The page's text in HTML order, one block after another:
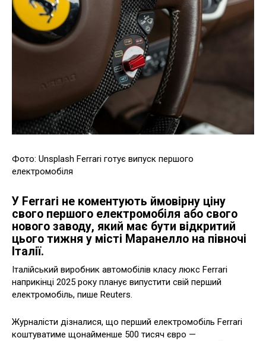
Фото: Unsplash Ferrari готує випуск першого
електромобіля
У Ferrari не коментують ймовірну ціну
свого першого електромобіля або свого
нового заводу, який має бути відкритий
цього тижня у місті Маранелло на півночі
Італії.
Італійський виробник автомобілів класу люкс Ferrari
наприкінці 2025 року планує випустити свій перший
електромобіль, пише Reuters.
Журналісти дізналися, що перший електромобіль Ferrari
коштуватиме щонайменше 500 тисяч євро —